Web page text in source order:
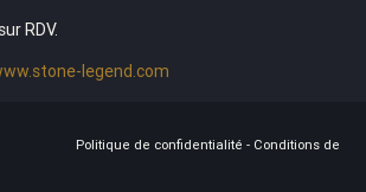
RDV.
legend.com
Politique de confidentialité - Conditions de